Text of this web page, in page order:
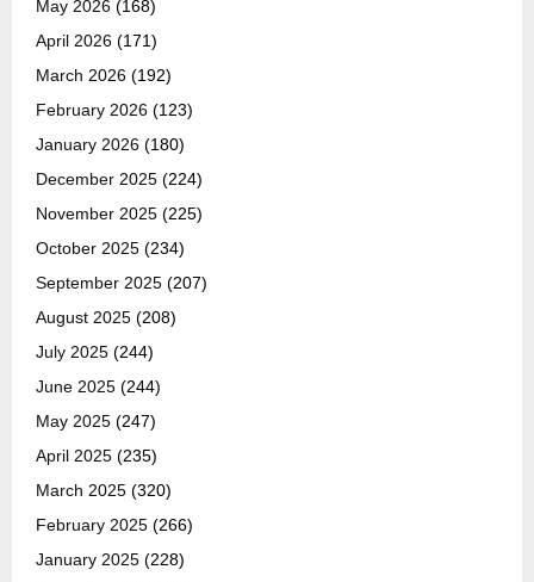
May 2026 (168)
April 2026 (171)
March 2026 (192)
February 2026 (123)
January 2026 (180)
December 2025 (224)
November 2025 (225)
October 2025 (234)
September 2025 (207)
August 2025 (208)
July 2025 (244)
June 2025 (244)
May 2025 (247)
April 2025 (235)
March 2025 (320)
February 2025 (266)
January 2025 (228)